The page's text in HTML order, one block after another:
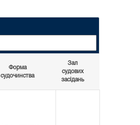
Форма
судочинства
Зал
судових
засідань